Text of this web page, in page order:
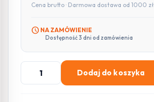
Cena brutto · Darmowa dostawa od 1000 zł
schedule NA ZAMÓWIENIE
Dostępność 3 dni od zamówienia
ilość
Rejestrator
Dodaj do koszyka